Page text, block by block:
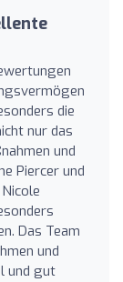
die
nur das
und
Piercer und
Das Team
und
und gut